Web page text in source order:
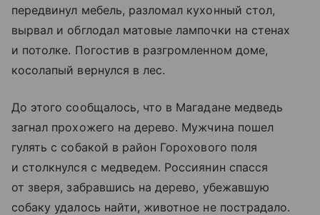
передвинул мебель, разломал кухонный стол,
вырвал и обглодал матовые лампочки на стенах
и потолке. Погостив в разгромленном доме,
косолапый вернулся в лес.
До этого сообщалось, что в Магадане медведь
загнал прохожего на дерево. Мужчина пошел
гулять с собакой в район Горохового поля
и столкнулся с медведем. Россиянин спасся
от зверя, забравшись на дерево, убежавшую
собаку удалось найти, животное не пострадало.